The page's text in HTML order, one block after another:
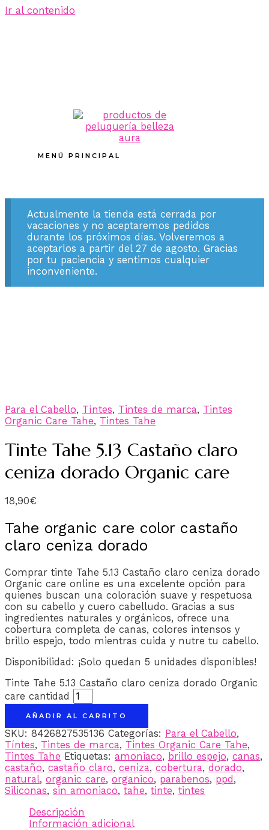
Ir al contenido
MENÚ PRINCIPAL
Actualmente la tienda está cerrada por
vacaciones y no aceptaremos pedidos
durante los próximos días. Volveremos a
aceptarlos a partir del 27 de agosto. Gracias
por tu paciencia y sentimos cualquier
inconveniente.
Para el Cabello, Tíntes, Tintes de marca, Tintes
Organic Care Tahe, Tintes Tahe
Tinte Tahe 5.13 Castaño claro
ceniza dorado Organic care
18,90€
Tahe organic care color castaño
claro ceniza dorado
Comprar tinte Tahe 5.13 Castaño claro ceniza dorado
Organic care online es una excelente opción para
quienes buscan una coloración suave y respetuosa
con su cabello y cuero cabelludo. Gracias a sus
ingredientes naturales y orgánicos, ofrece una
cobertura completa de canas, colores intensos y
brillo espejo, todo mientras cuida y nutre tu cabello.
Disponibilidad: ¡Solo quedan 5 unidades disponibles!
Tinte Tahe 5.13 Castaño claro ceniza dorado Organic
care cantidad
AÑADIR AL CARRITO
SKU: 8426827535136 Categorías: Para el Cabello,
Tíntes, Tintes de marca, Tintes Organic Care Tahe,
Tintes Tahe Etiquetas: amoniaco, brillo espejo, canas,
castaño, castaño claro, ceniza, cobertura, dorado,
natural, organic care, organico, parabenos, ppd ,
Siliconas, sin amoniaco, tahe, tinte, tintes
Descripción
Información adicional